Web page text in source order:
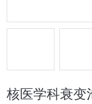
核医学科衰变